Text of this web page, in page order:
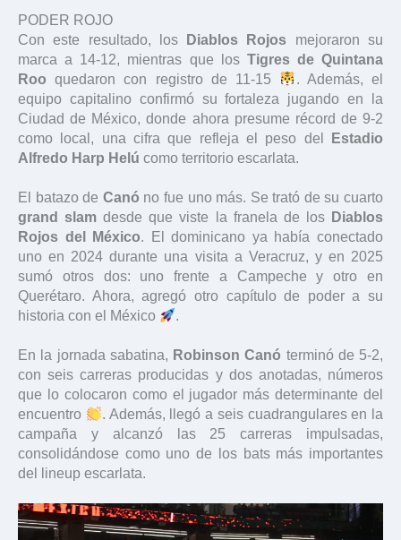
PODER ROJO
Con este resultado, los
Diablos Rojos mejoraron su
marca a 14-12, mientras que los Tigres de Quintana
Roo quedaron con registro de 11-15
. Además, el
equipo capitalino confirmó su fortaleza jugando en la
Ciudad de México, donde ahora presume récord de 9-2
como local, una cifra que refleja el peso del
Estadio
Alfredo Harp Helú como territorio escarlata.
El batazo de Canó no fue uno más. Se trató de su cuarto
grand slam desde que viste la franela de los Diablos
Rojos del México. El dominicano ya había conectado
uno en 2024 durante una visita a Veracruz, y en 2025
sumó otros dos: uno frente a Campeche y otro en
Querétaro. Ahora, agregó otro capítulo de poder a su
historia con el México
.
En la jornada sabatina, Robinson Canó terminó de 5-2,
con seis carreras producidas y dos anotadas, números
que lo colocaron como el jugador más determinante del
encuentro
. Además, llegó a seis cuadrangulares en la
campaña y alcanzó las 25 carreras impulsadas,
consolidándose como uno de los bats más importantes
del lineup escarlata.